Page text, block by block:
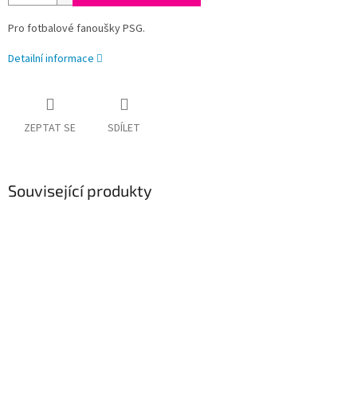
Pro fotbalové fanoušky PSG.
Detailní informace
ZEPTAT SE SDÍLET
Související produkty